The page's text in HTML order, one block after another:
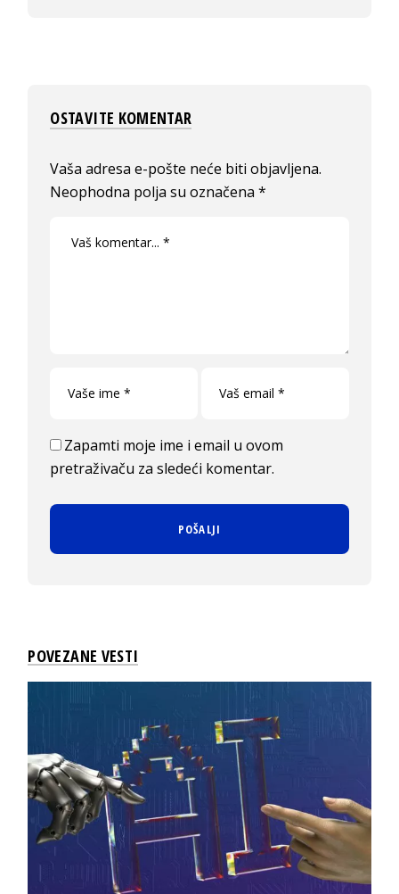
OSTAVITE KOMENTAR
Vaša adresa e-pošte neće biti objavljena.
Neophodna polja su označena*
Zapamti moje ime i email u ovom
pretraživaču za sledeći komentar.
POVEZANE VESTI